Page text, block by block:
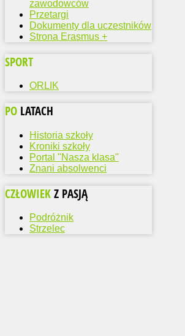
zawodowców
Przetargi
Dokumenty dla uczestników
Strona Erasmus +
SPORT
ORLIK
PO LATACH
Historia szkoły
Kroniki szkoły
Portal "Nasza klasa"
Znani absolwenci
CZŁOWIEK Z PASJĄ
Podróżnik
Strzelec